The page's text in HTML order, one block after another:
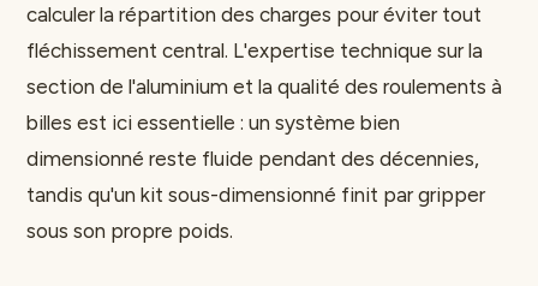
calculer la répartition des charges pour éviter tout
fléchissement central. L'expertise technique sur la
section de l'aluminium et la qualité des roulements à
billes est ici essentielle : un système bien
dimensionné reste fluide pendant des décennies,
tandis qu'un kit sous-dimensionné finit par gripper
sous son propre poids.